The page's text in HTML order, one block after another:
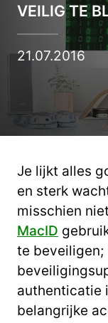
VEILIG TE
21.07.2016
Je lijkt alles
en sterk
misschien
MacID
te
authenticatie
belangrijke